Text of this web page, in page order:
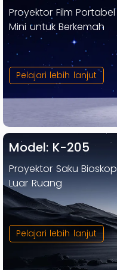
Proyektor Film Portabel
Mini untuk Berkemah
Pelajari lebih lanjut
Proyektor Saku Bioskop
Luar Ruang
Model: K-205
Pelajari lebih lanjut